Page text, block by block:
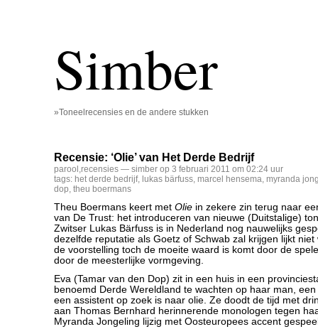
Simber
»Toneelrecensies en de andere stukken
Recensie: ‘Olie’ van Het Derde Bedrijf
parool ,recensies — simber op 3 februari 2011 om 02:24 uur
tags: het derde bedrijf, lukas bärfuss, marcel hensema, myranda
dop, theu boermans
Theu Boermans keert met Olie in zekere zin terug naar
van De Trust: het introduceren van nieuwe (Duitstalige)
Zwitser Lukas Bärfuss is in Nederland nog nauwelijks
dezelfde reputatie als Goetz of Schwab zal krijgen lijkt niet
de voorstelling toch de moeite waard is komt door de
door de meesterlijke vormgeving.
Eva (Tamar van den Dop) zit in een huis in een
benoemd Derde Wereldland te wachten op haar man,
een assistent op zoek is naar olie. Ze doodt de tijd met
aan Thomas Bernhard herinnerende monologen tegen
Myranda Jongeling lijzig met Oosteuropees accent